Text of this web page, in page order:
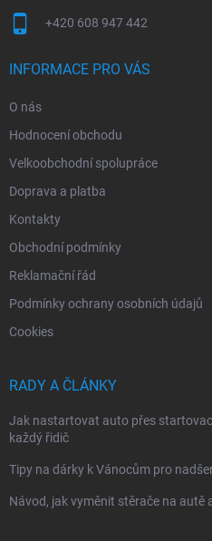
+420 608 947 442
INFORMACE PRO VÁS
O nás
Hodnocení obchodu
Velkoobchodní spolupráce
Doprava a platba
Kontakty
Obchodní podmínky
Reklamační řád
Podmínky ochrany osobních údajů
Cookies
RADY A ČLÁNKY
Jak nastartovat auto přes
každý řidič
Tipy na dárky k Vánocům pro
Návod, jak vyměnit stěrače na autě